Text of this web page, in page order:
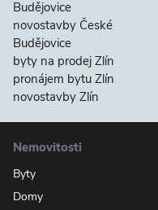
Budějovice
novostavby České
Budějovice
byty na prodej Zlín
pronájem bytu Zlín
novostavby Zlín
Nemovitosti
Byty
Domy